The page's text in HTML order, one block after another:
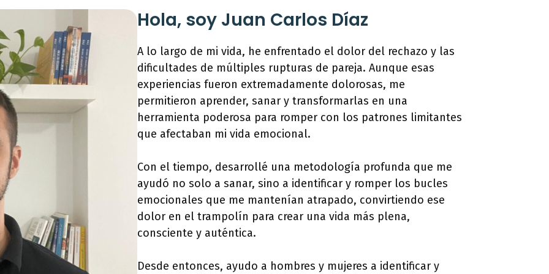
Hola, soy Juan Carlos Díaz
A lo largo de mi vida, he enfrentado el dolor del rechazo y las
dificultades de múltiples rupturas de pareja. Aunque esas
experiencias fueron extremadamente dolorosas, me
permitieron aprender, sanar y transformarlas en una
herramienta poderosa para romper con los patrones limitantes
que afectaban mi vida emocional.
Con el tiempo, desarrollé una metodología profunda que me
ayudó no solo a sanar, sino a identificar y romper los bucles
emocionales que me mantenían atrapado, convirtiendo ese
dolor en el trampolín para crear una vida más plena,
consciente y auténtica.
Desde entonces, ayudo a hombres y mujeres a identificar y